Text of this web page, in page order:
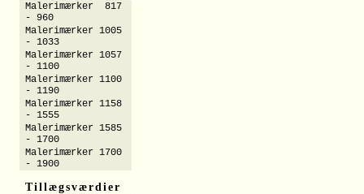
Malerimærker 817
- 960
Malerimærker 1005
- 1033
Malerimærker 1057
- 1100
Malerimærker 1100
- 1190
Malerimærker 1158
- 1555
Malerimærker 1585
- 1700
Malerimærker 1700
- 1900
Tillægsværdier